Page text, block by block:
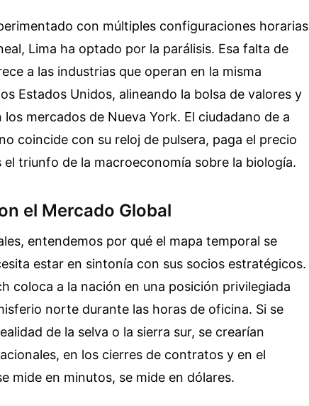
con múltiples configuraciones horarias
Lima ha optado por la parálisis. Esa falta de
a las industrias que operan en la misma
Estados Unidos, alineando la bolsa de valores y
mercados de Nueva York. El ciudadano de a
coincide con su reloj de pulsera, paga el precio
el triunfo de la macroeconomía sobre la biología.
el Mercado Global
entendemos por qué el mapa temporal se
estar en sintonía con sus socios estratégicos.
coloca a la nación en una posición privilegiada
norte durante las horas de oficina. Si se
de la selva o la sierra sur, se crearían
en los cierres de contratos y en el
mide en minutos, se mide en dólares.